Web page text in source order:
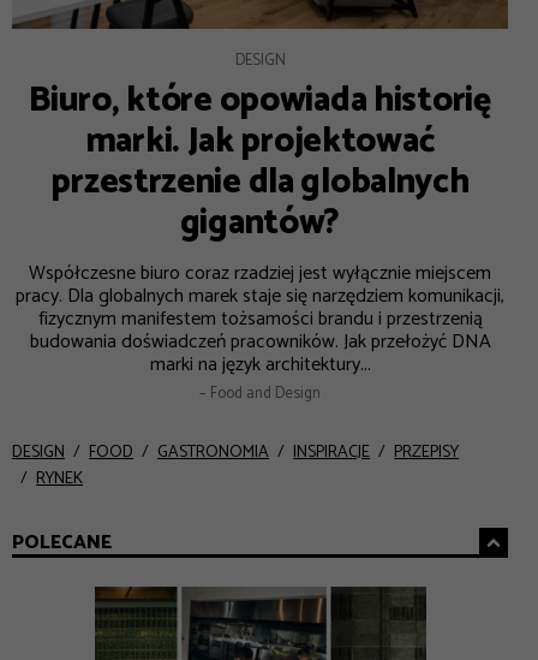
DESIGN
Biuro, które opowiada historię
marki. Jak projektować
przestrzenie dla globalnych
gigantów?
Współczesne biuro coraz rzadziej jest wyłącznie miejscem
pracy. Dla globalnych marek staje się narzędziem komunikacji,
fizycznym manifestem tożsamości brandu i przestrzenią
budowania doświadczeń pracowników. Jak przełożyć DNA
marki na język architektury...
– Food and Design
DESIGN FOOD GASTRONOMIA INSPIRACJE
PRZEPISY
RYNEK
POLECANE